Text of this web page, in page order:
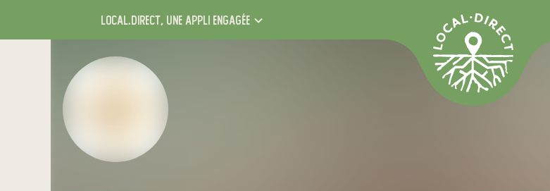
local.direct, une appli engagée